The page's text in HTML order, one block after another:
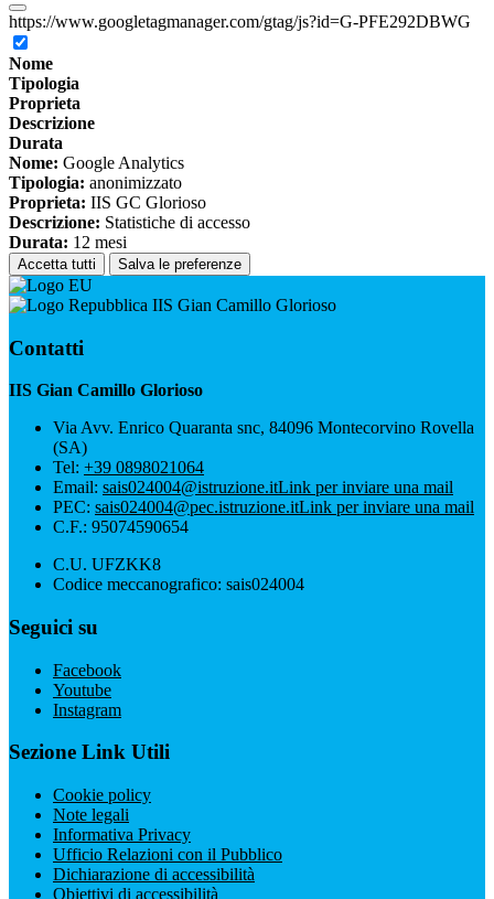
https://www.googletagmanager.com/gtag/js?id=G-PFE292DBWG
Nome
Tipologia
Proprieta
Descrizione
Durata
Nome: Google Analytics
Tipologia: anonimizzato
Proprieta: IIS GC Glorioso
Descrizione: Statistiche di accesso
Durata: 12 mesi
Accetta tutti Salva le preferenze
IIS Gian Camillo Glorioso
Contatti
IIS Gian Camillo Glorioso
Via Avv. Enrico Quaranta snc, 84096 Montecorvino Rovella
(SA)
Tel: +39 0898021064
Email: sais024004@istruzione.itLink per inviare una mail
PEC: sais024004@pec.istruzione.itLink per inviare una mail
C.F.: 95074590654
C.U. UFZKK8
Codice meccanografico: sais024004
Seguici su
Facebook
Youtube
Instagram
Sezione Link Utili
Cookie policy
Note legali
Informativa Privacy
Ufficio Relazioni con il Pubblico
Dichiarazione di accessibilità
Obiettivi di accessibilità